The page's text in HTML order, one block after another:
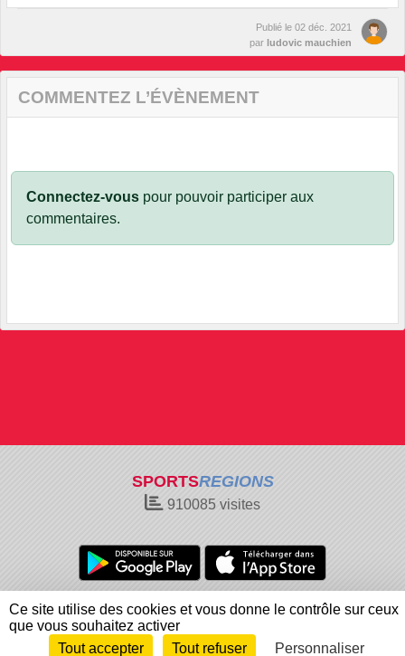
Publié le 02 déc. 2021
par ludovic mauchien
COMMENTEZ L’ÉVÈNEMENT
Connectez-vous pour pouvoir participer aux
commentaires.
SPORTSREGIONS
910085 visites
Charte cookies
Gestion des cookies
Informations légales
Signaler un contenu inapproprié
Envie de participer ?
Connexion
Ce site utilise des cookies et vous donne le contrôle sur ceux
que vous souhaitez activer
Tout accepter
Tout refuser Personnaliser